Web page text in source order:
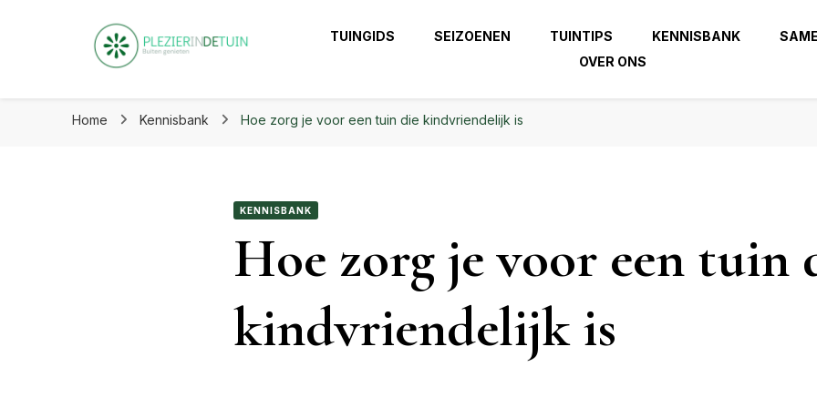
Plezier in de tuin | Haal het beste uit je tuin!
Plezier in de tuin | Haal het beste uit je
TUINGIDS SEIZOENEN TUINTIPS KENNISBANK
OVER ONS
Home Kennisbank Hoe zorg je voor een tuin die kindvriendelijk is
KENNISBANK
Hoe zorg je voor een tuin
kindvriendelijk is